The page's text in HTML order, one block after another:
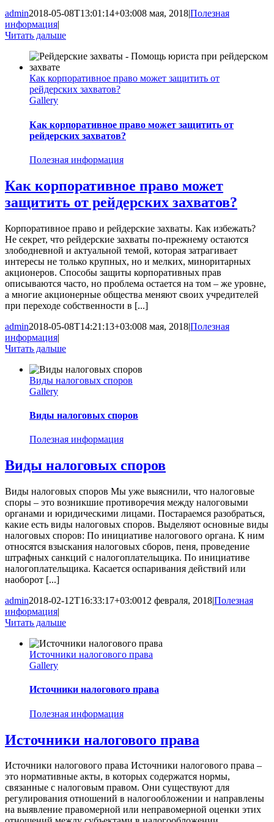
admin2018-05-08T13:01:14+03:008 мая, 2018|Полезная
информация|
Читать дальше
Как корпоративное право может защитить от
рейдерских захватов?
Gallery
Как корпоративное право может защитить от
рейдерских захватов?
Полезная информация
Как корпоративное право может
защитить от рейдерских захватов?
Корпоративное право и рейдерские захваты. Как избежать?
Не секрет, что рейдерские захваты по-прежнему остаются
злободневной и актуальной темой, которая затрагивает
интересы не только крупных, но и мелких, миноритарных
акционеров. Способы защиты корпоративных прав
описываются часто, но проблема остается на том – же уровне,
а многие акционерные общества меняют своих учредителей
при переходе собственности в [...]
admin2018-05-08T14:21:13+03:008 мая, 2018|Полезная
информация|
Читать дальше
Виды налоговых споров
Gallery
Виды налоговых споров
Полезная информация
Виды налоговых споров
Виды налоговых споров Мы уже выяснили, что налоговые
споры – это возникшие противоречия между налоговыми
органами и юридическими лицами. Постараемся разобраться,
какие есть виды налоговых споров. Выделяют основные виды
налоговых споров: По инициативе налогового органа. К ним
относятся взыскания налоговых сборов, пеня, проведение
штрафных санкций с налогоплательщика. По инициативе
налогоплательщика. Касается оспаривания действий или
наоборот [...]
admin2018-02-12T16:33:17+03:0012 февраля, 2018|Полезная
информация|
Читать дальше
Источники налогового права
Gallery
Источники налогового права
Полезная информация
Источники налогового права
Источники налогового права Источники налогового права –
это нормативные акты, в которых содержатся нормы,
связанные с налоговым правом. Они существуют для
регулирования отношений в налогообложении и направлены
на выявление правомерной или неправомерной оценки этих